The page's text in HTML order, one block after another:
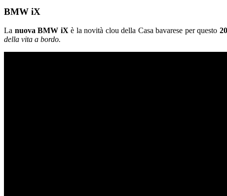
BMW iX
La nuova BMW iX è la novità clou della Casa bavarese per questo
della vita a bordo.